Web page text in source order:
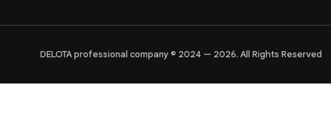
DELOTA professional company © 2024 — 2026. All Rights Reserved